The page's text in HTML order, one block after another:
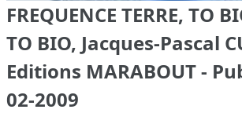
FREQUENCE TERRE, TO
TO BIO, Jacques-Pascal
Editions MARABOUT -
02-2009